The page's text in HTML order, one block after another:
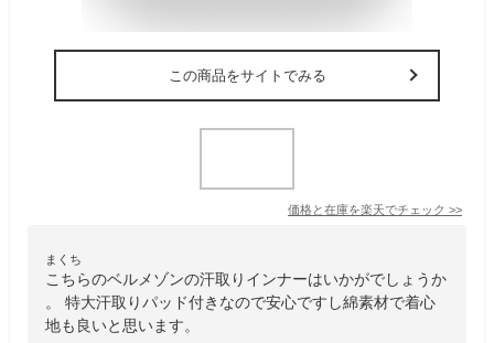
この商品をサイトでみる
価格と在庫を楽天でチェック >>
まくち
こちらのベルメゾンの汗取りインナーはいかがでしょうか
。 特大汗取りパッド付きなので安心ですし綿素材で着心
地も良いと思います。